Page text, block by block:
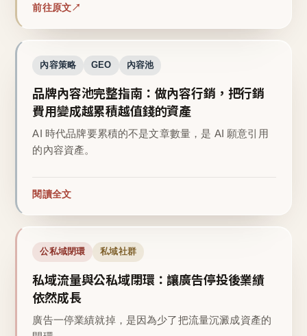
前往原文
內容策略 GEO 內容池
品牌內容池完整指南：做內容行銷，把行銷
費用變成越累積越值錢的資產
AI 時代品牌要累積的不是文章數量，是 AI 願意引用
的內容資產。
閱讀全文
公私域閉環 私域社群
私域流量與公私域閉環：讓廣告停投後業績
依然成長
廣告一停業績就掉，是因為少了把流量沉澱成資產的